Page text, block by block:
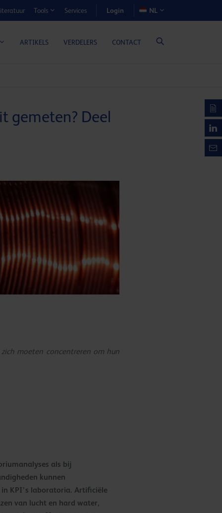
Tools Services Login NL
ARTIKELS VERDELERS CONTACT
gemeten? Deel
moeten concentreren om hun
als bij
kunnen
KPI’s laboratoria. Artificiële
van lucht en hard water,